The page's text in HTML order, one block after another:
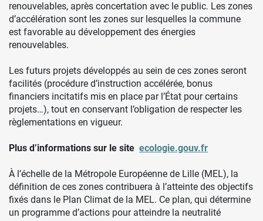
renouvelables, après concertation avec le public. Les zones
d’accélération sont les zones sur lesquelles la commune
est favorable au développement des énergies
renouvelables.
Les futurs projets développés au sein de ces zones seront
facilités (procédure d’instruction accélérée, bonus
financiers incitatifs mis en place par l’État pour certains
projets…), tout en conservant l’obligation de respecter les
règlementations en vigueur.
Plus d’informations sur le site ecologie.gouv.fr
À l’échelle de la Métropole Européenne de Lille (MEL), la
définition de ces zones contribuera à l’atteinte des objectifs
fixés dans le Plan Climat de la MEL. Ce plan, qui détermine
un programme d’actions pour atteindre la neutralité